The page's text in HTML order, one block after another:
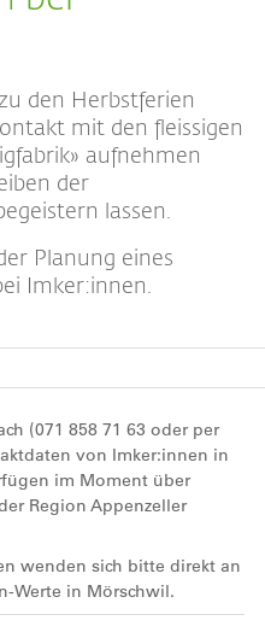
den Herbstferien
mit den fleissigen
aufnehmen
der
lassen.
Planung eines
Imker:innen.
(071 858 71 63 oder per
von Imker:innen in
im Moment über
Region Appenzeller
wenden sich bitte direkt an
Werte in Mörschwil.